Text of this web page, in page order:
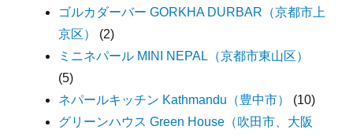
ゴルカダーバー GORKHA DURBAR（京都市上
京区）
(2)
ミニネパール MINI NEPAL（京都市東山区）
(5)
ネパールキッチン Kathmandu（豊中市）
(10)
グリーンハウス Green House（吹田市、大阪